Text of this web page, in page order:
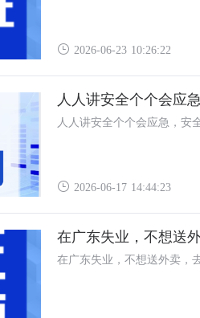
2026-06-23 10:26:22
人人讲安全个个会应
人人讲安全个个会应急，安
2026-06-17 14:44:23
在广东失业，不想送
在广东失业，不想送外卖，